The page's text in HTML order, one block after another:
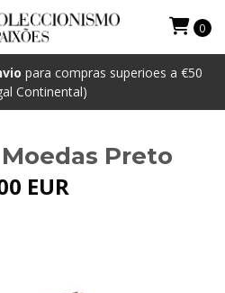
para compras superioes a €50
Continental)
0
Preto
EUR